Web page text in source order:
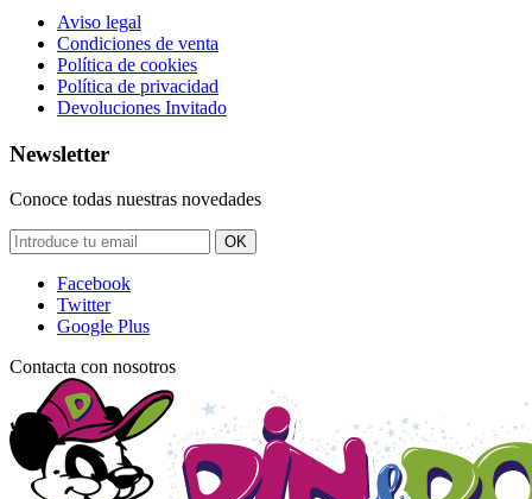
Aviso legal
Condiciones de venta
Política de cookies
Política de privacidad
Devoluciones Invitado
Newsletter
Conoce todas nuestras novedades
OK
Facebook
Twitter
Google Plus
Contacta con nosotros